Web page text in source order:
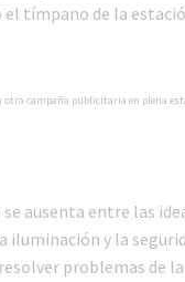
tímpano de la
otra campaña publicitaria en plena
se ausenta entre las
iluminación y la
problemas de